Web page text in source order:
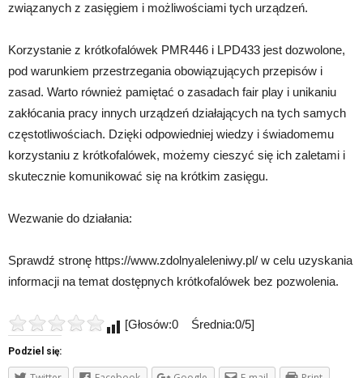
związanych z zasięgiem i możliwościami tych urządzeń.
Korzystanie z krótkofalówek PMR446 i LPD433 jest dozwolone,
pod warunkiem przestrzegania obowiązujących przepisów i
zasad. Warto również pamiętać o zasadach fair play i unikaniu
zakłócania pracy innych urządzeń działających na tych samych
częstotliwościach. Dzięki odpowiedniej wiedzy i świadomemu
korzystaniu z krótkofalówek, możemy cieszyć się ich zaletami i
skutecznie komunikować się na krótkim zasięgu.
Wezwanie do działania:
Sprawdź stronę https://www.zdolnyaleleniwy.pl/ w celu uzyskania
informacji na temat dostępnych krótkofalówek bez pozwolenia.
[Głosów:0 Średnia:0/5]
Podziel się: